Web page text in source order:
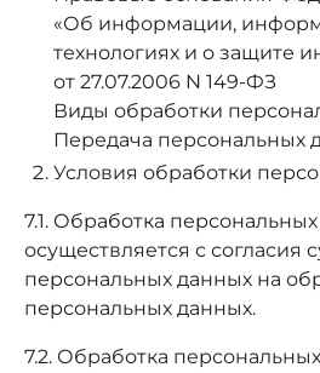
«Об информации,
технологиях и о защите
от 27.07.2006 N 149-ФЗ
Виды обработки
Передача персональных
Условия обработки
7.1. Обработка
осуществляется с согласия
персональных данных на
персональных данных.
7.2. Обработка